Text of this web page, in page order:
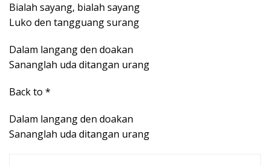
Bialah sayang, bialah sayang
Luko den tangguang surang
Dalam langang den doakan
Sananglah uda ditangan urang
Back to *
Dalam langang den doakan
Sananglah uda ditangan urang